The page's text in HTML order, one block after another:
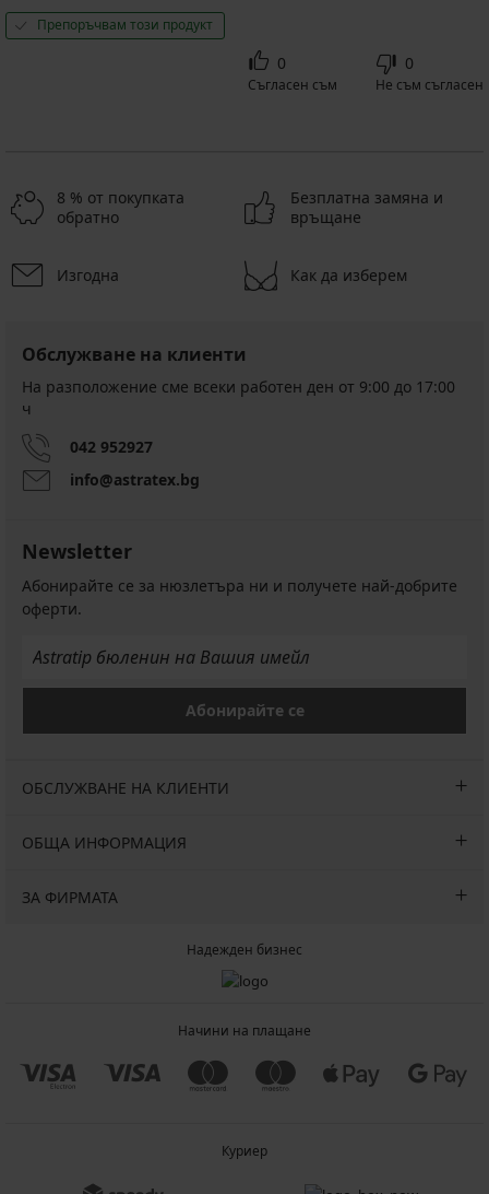
Препоръчвам този продукт
0
Съгласен съм
0
Не съм съгласен
8 % от покупката
обратно
Безплатна замяна и
връщане
Изгодна Как да изберем
Обслужване на клиенти
На разположение сме всеки работен ден от 9:00 до 17:00
ч
042 952927
info@astratex.bg
Newsletter
Абонирайте се за нюзлетъра ни и получете най-добрите
оферти.
Абонирайте се
ОБСЛУЖВАНЕ НА КЛИЕНТИ
ОБЩА ИНФОРМАЦИЯ
ЗА ФИРМАТА
Надежден бизнес
Начини на плащане
Куриер